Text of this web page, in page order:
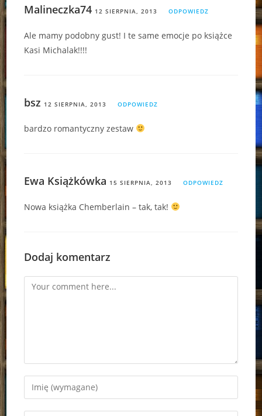
Malineczka74 12 SIERPNIA, 2013 ODPOWIEDZ
Ale mamy podobny gust! I te same emocje po książce
Kasi Michalak!!!!
bsz 12 SIERPNIA, 2013 ODPOWIEDZ
bardzo romantyczny zestaw
Ewa Książkówka 15 SIERPNIA, 2013 ODPOWIEDZ
Nowa książka Chemberlain – tak, tak!
Dodaj komentarz
Comment
Enter
your
name